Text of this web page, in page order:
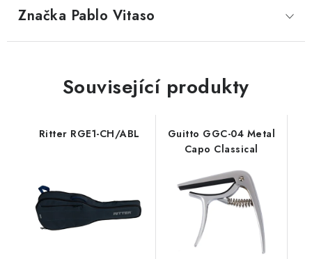
Značka Pablo Vitaso
Související produkty
Ritter RGE1-CH/ABL
Guitto GGC-04 Metal
Capo Classical